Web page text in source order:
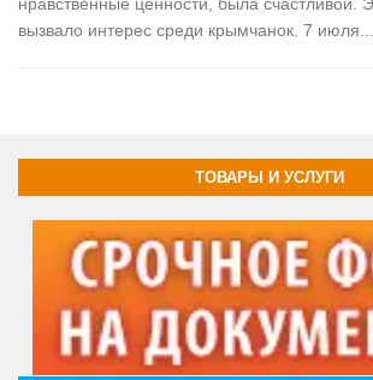
нравственные ценности, была счастливой.
вызвало интерес среди крымчанок. 7 июля...
ТОВАРЫ И УСЛУГИ